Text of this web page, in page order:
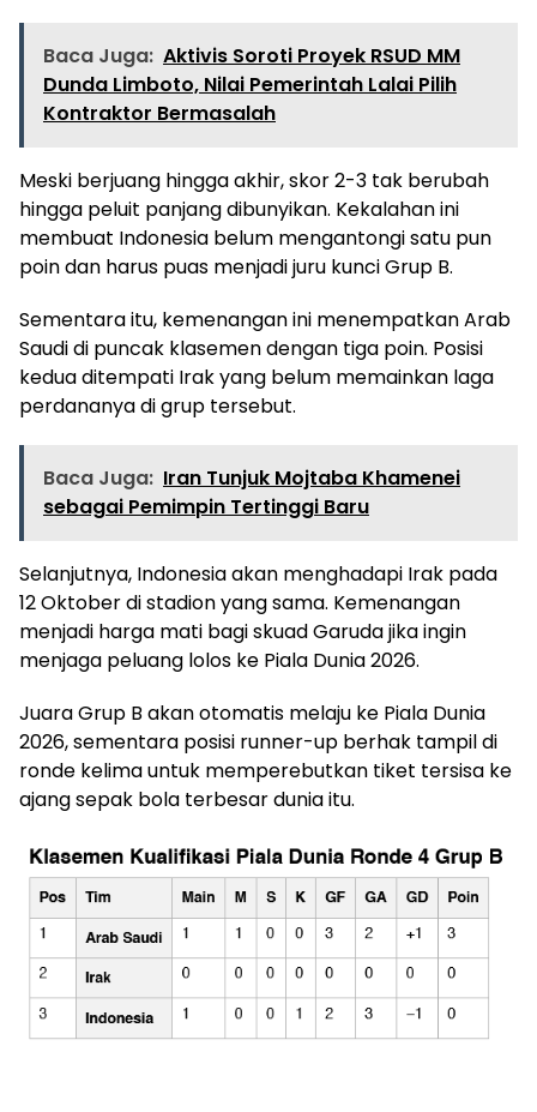
Baca Juga: Aktivis Soroti Proyek RSUD MM
Dunda Limboto, Nilai Pemerintah Lalai Pilih
Kontraktor Bermasalah
Meski berjuang hingga akhir, skor 2-3 tak berubah
hingga peluit panjang dibunyikan. Kekalahan ini
membuat Indonesia belum mengantongi satu pun
poin dan harus puas menjadi juru kunci Grup B.
Sementara itu, kemenangan ini menempatkan Arab
Saudi di puncak klasemen dengan tiga poin. Posisi
kedua ditempati Irak yang belum memainkan laga
perdananya di grup tersebut.
Baca Juga: Iran Tunjuk Mojtaba Khamenei
sebagai Pemimpin Tertinggi Baru
Selanjutnya, Indonesia akan menghadapi Irak pada
12 Oktober di stadion yang sama. Kemenangan
menjadi harga mati bagi skuad Garuda jika ingin
menjaga peluang lolos ke Piala Dunia 2026.
Juara Grup B akan otomatis melaju ke Piala Dunia
2026, sementara posisi runner-up berhak tampil di
ronde kelima untuk memperebutkan tiket tersisa ke
ajang sepak bola terbesar dunia itu.